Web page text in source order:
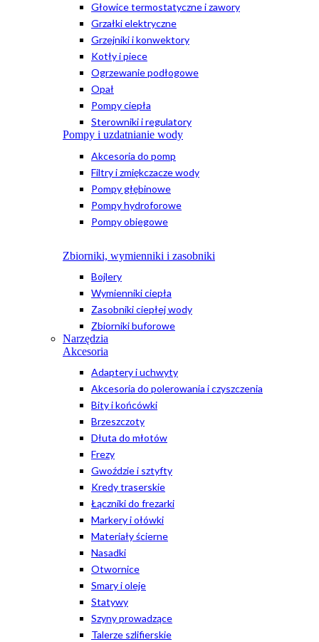
Głowice termostatyczne i zawory
Grzałki elektryczne
Grzejniki i konwektory
Kotły i piece
Ogrzewanie podłogowe
Opał
Pompy ciepła
Sterowniki i regulatory
Pompy i uzdatnianie wody
Akcesoria do pomp
Filtry i zmiękczacze wody
Pompy głębinowe
Pompy hydroforowe
Pompy obiegowe
Zbiorniki, wymienniki i zasobniki
Bojlery
Wymienniki ciepła
Zasobniki ciepłej wody
Zbiorniki buforowe
Narzędzia
Akcesoria
Adaptery i uchwyty
Akcesoria do polerowania i czyszczenia
Bity i końcówki
Brzeszczoty
Dłuta do młotów
Frezy
Gwoździe i sztyfty
Kredy traserskie
Łączniki do frezarki
Markery i ołówki
Materiały ścierne
Nasadki
Otwornice
Smary i oleje
Statywy
Szyny prowadzące
Talerze szlifierskie